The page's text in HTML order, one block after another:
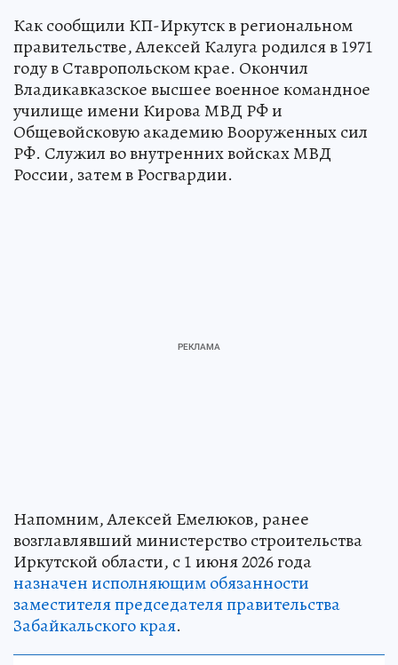
Как сообщили КП-Иркутск в региональном
правительстве, Алексей Калуга родился в 1971
году в Ставропольском крае. Окончил
Владикавказское высшее военное командное
училище имени Кирова МВД РФ и
Общевойсковую академию Вооруженных сил
РФ. Служил во внутренних войсках МВД
России, затем в Росгвардии.
Напомним, Алексей Емелюков, ранее
возглавлявший министерство строительства
Иркутской области, с 1 июня 2026 года
назначен исполняющим обязанности
заместителя председателя правительства
Забайкальского края.